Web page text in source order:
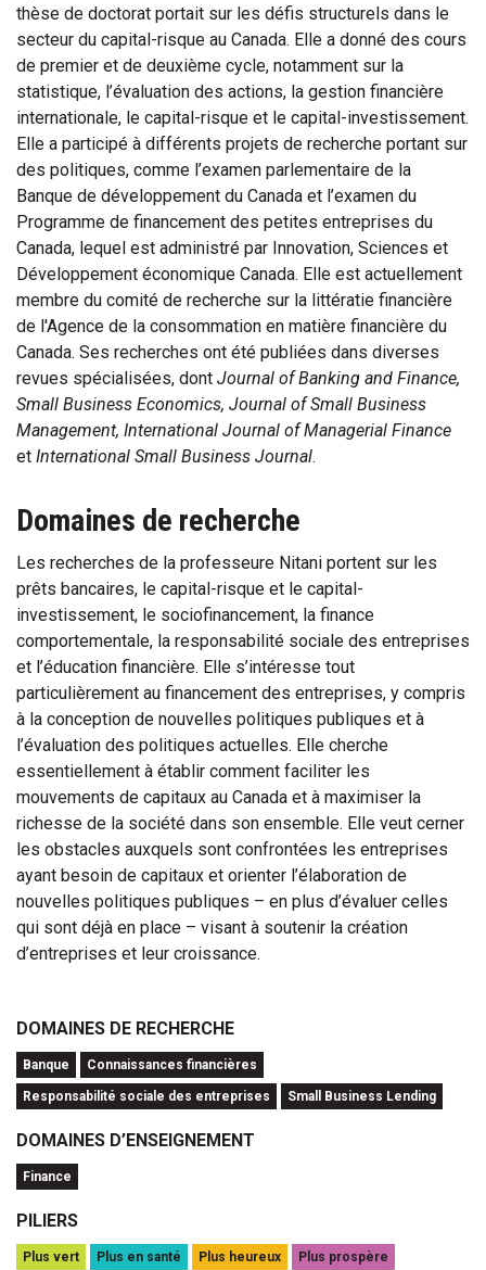
thèse de doctorat portait sur les défis structurels dans le
secteur du capital-risque au Canada. Elle a donné des cours
de premier et de deuxième cycle, notamment sur la
statistique, l’évaluation des actions, la gestion financière
internationale, le capital-risque et le capital-investissement.
Elle a participé à différents projets de recherche portant sur
des politiques, comme l’examen parlementaire de la
Banque de développement du Canada et l’examen du
Programme de financement des petites entreprises du
Canada, lequel est administré par Innovation, Sciences et
Développement économique Canada. Elle est actuellement
membre du comité de recherche sur la littératie financière
de l'Agence de la consommation en matière financière du
Canada. Ses recherches ont été publiées dans diverses
revues spécialisées, dont Journal of Banking and Finance,
Small Business Economics, Journal of Small Business
Management, International Journal of Managerial Finance
et International Small Business Journal.
Domaines de recherche
Les recherches de la professeure Nitani portent sur les
prêts bancaires, le capital-risque et le capital-
investissement, le sociofinancement, la finance
comportementale, la responsabilité sociale des entreprises
et l’éducation financière. Elle s’intéresse tout
particulièrement au financement des entreprises, y compris
à la conception de nouvelles politiques publiques et à
l’évaluation des politiques actuelles. Elle cherche
essentiellement à établir comment faciliter les
mouvements de capitaux au Canada et à maximiser la
richesse de la société dans son ensemble. Elle veut cerner
les obstacles auxquels sont confrontées les entreprises
ayant besoin de capitaux et orienter l’élaboration de
nouvelles politiques publiques – en plus d’évaluer celles
qui sont déjà en place – visant à soutenir la création
d’entreprises et leur croissance.
DOMAINES DE RECHERCHE
Banque Connaissances financières
Responsabilité sociale des entreprises Small Business Lending
DOMAINES D’ENSEIGNEMENT
Finance
PILIERS
Plus vert Plus en santé Plus heureux Plus prospère